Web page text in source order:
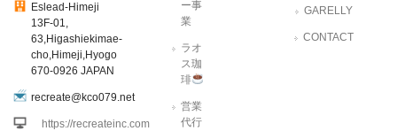
Eslead-Himeji
13F-01,
63,Higashiekimae-
cho,Himeji,Hyogo
670-0926 JAPAN
recreate@kco079.net
https://recreateinc.com
ー事
業
ラオ
ス珈
琲
営業
代行
GARELLY
CONTACT